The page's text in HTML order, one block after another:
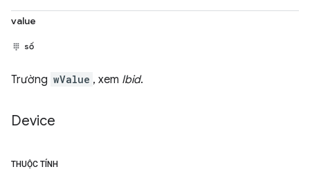
value
số
Trường wValue , xem Ibid.
Device
THUỘC TÍNH